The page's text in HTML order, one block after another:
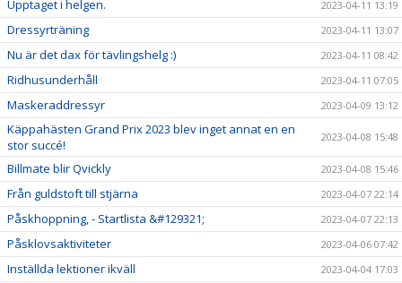
Upptaget i helgen. 2023-04-11 13:19
Dressyrträning 2023-04-11 13:07
Nu är det dax för tävlingshelg :) 2023-04-11 08:42
Ridhusunderhåll 2023-04-11 07:05
Maskeraddressyr 2023-04-09 13:12
Käppahästen Grand Prix 2023 blev inget annat en en
stor succé!
2023-04-08 15:48
Billmate blir Qvickly 2023-04-08 15:46
Från guldstoft till stjärna 2023-04-07 22:14
Påskhoppning, - Startlista &#129321; 2023-04-07 22:13
Påsklovsaktiviteter 2023-04-06 07:42
Inställda lektioner ikväll 2023-04-04 17:03